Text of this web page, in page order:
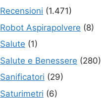
Recensioni (1.471)
Robot Aspirapolvere (8)
Salute (1)
Salute e Benessere (280)
Sanificatori (29)
Saturimetri (6)